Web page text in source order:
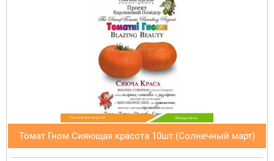
Томат Гном Сияющая красота 10шт (Солнечный март)